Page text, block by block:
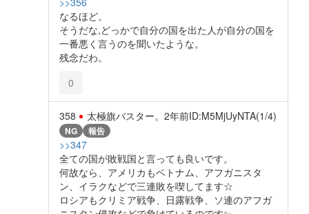
なるほど。
そうだな,どっかで自分の国を出た人が自分の国を
一番悪く言うのを聞いたような。
残念だわ。
0
358 太極旗バスター。 2年前ID:M5MjUyNTA(1/4)
NG 報告
>>347
全ての国が敗戦国と言っても良いです。
何故なら、アメリカもベトナム、アフガニスタ
ン、イラクなどで三連敗を喫してます☆
ロシアもクリミア戦争、日露戦争、ソ連のアフガ